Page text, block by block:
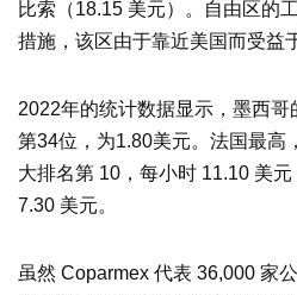
比索（18.15 美元）。自由区的
措施，该区由于靠近美国而受益
2022年的统计数据显示，墨西哥
第34位，为1.80美元。法国最高
大排名第 10，每小时 11.10 美
7.30 美元。
虽然 Coparmex 代表 36,000 家